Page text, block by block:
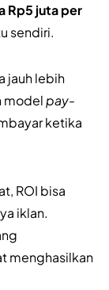
Rp5 juta per
sendiri.
jauh lebih
modelpay-
ketika
ROI bisa
iklan.
menghasilkan